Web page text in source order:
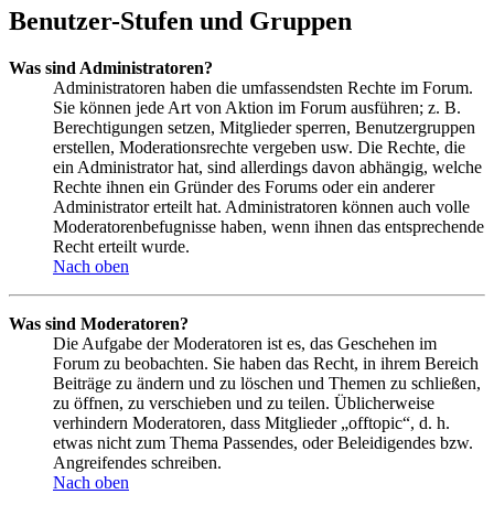
Benutzer-Stufen und Gruppen
Was sind Administratoren?
Administratoren haben die umfassendsten Rechte im Forum.
Sie können jede Art von Aktion im Forum ausführen; z. B.
Berechtigungen setzen, Mitglieder sperren, Benutzergruppen
erstellen, Moderationsrechte vergeben usw. Die Rechte, die
ein Administrator hat, sind allerdings davon abhängig, welche
Rechte ihnen ein Gründer des Forums oder ein anderer
Administrator erteilt hat. Administratoren können auch volle
Moderatorenbefugnisse haben, wenn ihnen das entsprechende
Recht erteilt wurde.
Nach oben
Was sind Moderatoren?
Die Aufgabe der Moderatoren ist es, das Geschehen im
Forum zu beobachten. Sie haben das Recht, in ihrem Bereich
Beiträge zu ändern und zu löschen und Themen zu schließen,
zu öffnen, zu verschieben und zu teilen. Üblicherweise
verhindern Moderatoren, dass Mitglieder „offtopic“, d. h.
etwas nicht zum Thema Passendes, oder Beleidigendes bzw.
Angreifendes schreiben.
Nach oben